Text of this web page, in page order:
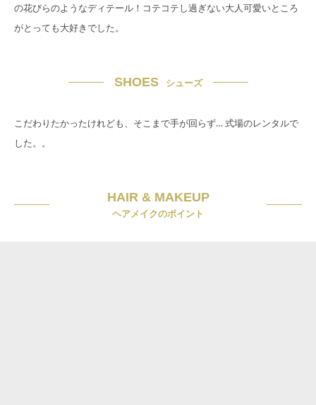
の花びらのようなディテール！コテコテし過ぎない大人可愛いところ
がとっても大好きでした。
SHOES シューズ
こだわりたかったけれども、そこまで手が回らず… 式場のレンタルで
した。。
HAIR & MAKEUP
ヘアメイクのポイント